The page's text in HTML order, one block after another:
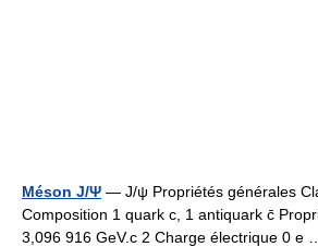
Méson J/Ψ — J/ψ Propriétés générales
Composition 1 quark c, 1 antiquark c̄
3,096 916 GeV.c 2 Charge électrique 0 e